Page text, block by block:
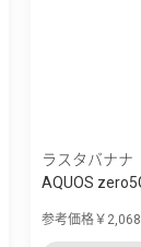
ラスタバナナ
AQUOS
参考価格￥2,068